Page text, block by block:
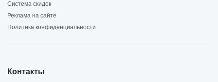
Система скидок
Реклама на сайте
Политика конфиденциальности
Контакты